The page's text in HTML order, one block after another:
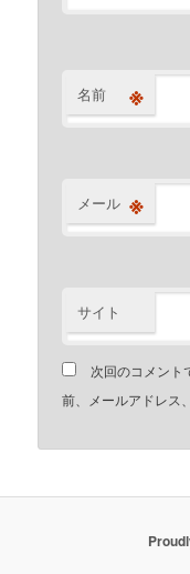
名前 ※
メール ※
サイト
次回のコメント
前、メールアドレス